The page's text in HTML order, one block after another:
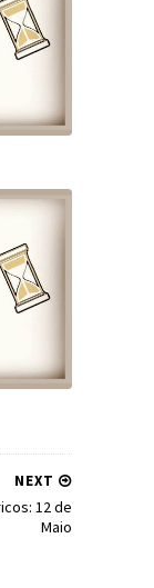
NEXT
12 de
Maio